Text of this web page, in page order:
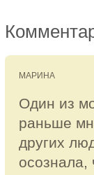
МАРИНА
Один из
раньше
других
осознала,